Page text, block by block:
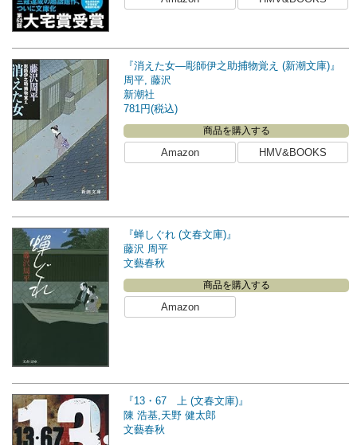
『消えた女―彫師伊之助捕物覚え (新潮文庫)』
周平, 藤沢
新潮社
781円(税込)
商品を購入する
Amazon HMV&BOOKS
『蝉しぐれ (文春文庫)』
藤沢 周平
文藝春秋
商品を購入する
Amazon
『13・67 上 (文春文庫)』
陳 浩基,天野 健太郎
文藝春秋